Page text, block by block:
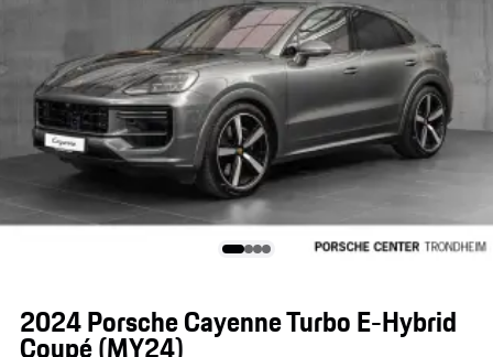
2024 Porsche Cayenne Turbo E-Hybrid
Coupé (MY24)